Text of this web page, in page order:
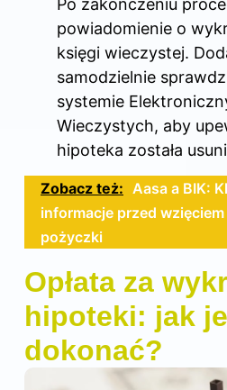
Po zakończeniu
powiadomienie o
księgi wieczystej.
samodzielnie
systemie
Wieczystych, aby
hipoteka została
Zobacz też: Aasa a BIK:
informacje przed wzięciem
pożyczki
Opłata za
hipoteki: jak
dokonać?